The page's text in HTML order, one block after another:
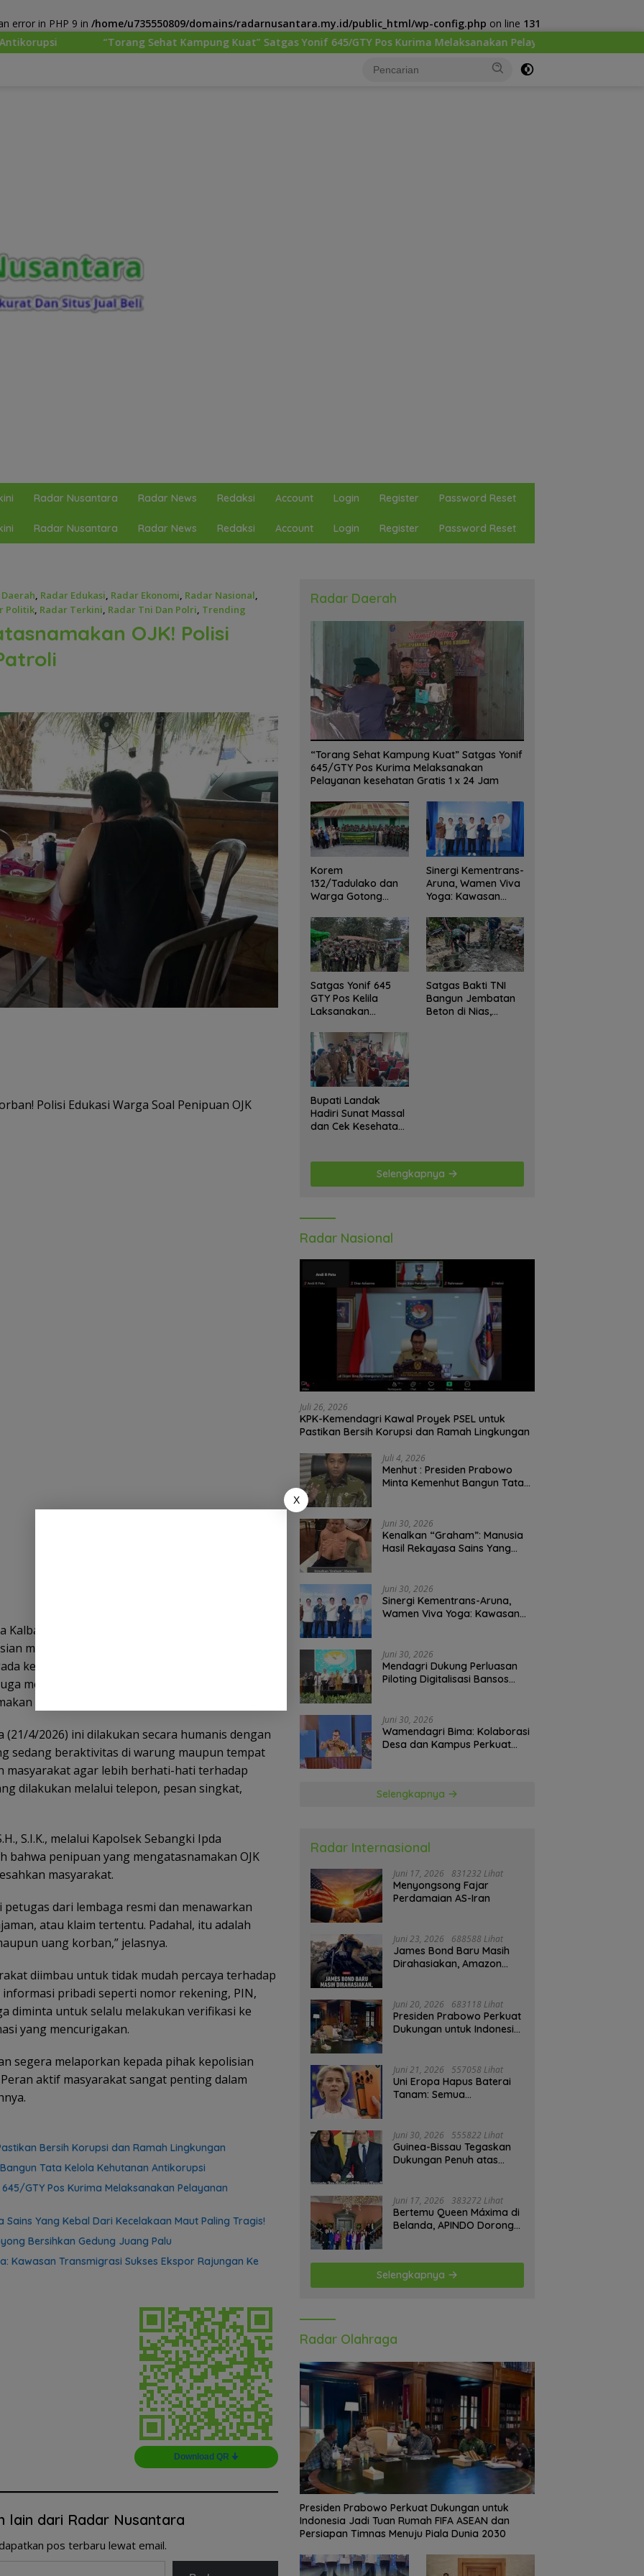
error in PHP 9 in /home/u735550809/domains/radarnusantara.my.id/public_html/wp-config.php on line 131
“Torang Sehat Kampung Kuat” Satgas Yonif 645/GTY Pos Kurima Melaksanakan Pelayanan kesehatan Gratis 1 x 24 Jam
Radar Nusantara Radar News Redaksi Account Login Register Password Reset
Radar Nusantara Radar News Redaksi Account Login Register Password Reset
, Radar Edukasi, Radar Ekonomi, Radar Nasional,
Politik, Radar Terkini, Radar Tni Dan Polri, Trending
OJK! Polisi
Polisi Edukasi Warga Soal Penipuan OJK
~ Dalam rangka menjaga keamanan dan
melaksanakan patroli siang dengan
kesempatan tersebut, polisi tidak hanya
memberikan imbauan penting terkait
Otoritas Jasa Keuangan (OJK).
4/2026) ini dilakukan secara humanis dengan
sedang beraktivitas di warung maupun tempat
masyarakat agar lebih berhati-hati terhadap
dilakukan melalui telepon, pesan singkat,
S.I.K., melalui Kapolsek Sebangki Ipda
bahwa penipuan yang mengatasnamakan OJK
masyarakat.
dari lembaga resmi dan menawarkan
atau klaim tertentu. Padahal, itu adalah
uang korban,” jelasnya.
diimbau untuk tidak mudah percaya terhadap
pribadi seperti nomor rekening, PIN,
diminta untuk selalu melakukan verifikasi ke
yang mencurigakan.
segera melaporkan kepada pihak kepolisian
aktif masyarakat sangat penting dalam
Bersih Korupsi dan Ramah Lingkungan
Tata Kelola Kehutanan Antikorupsi
GTY Pos Kurima Melaksanakan Pelayanan
Sains Yang Kebal Dari Kecelakaan Maut Paling Tragis!
Bersihkan Gedung Juang Palu
Kawasan Transmigrasi Sukses Ekspor Rajungan Ke
Download QR 🠋
lain dari Radar Nusantara
pos terbaru lewat email.
Radar Daerah
“Torang Sehat Kampung Kuat” Satgas Yonif
645/GTY Pos Kurima Melaksanakan
Pelayanan kesehatan Gratis 1 x 24 Jam
Korem
132/Tadulako dan
Warga Gotong
Gedung Juang Palu
Sinergi Kementrans-
Aruna, Wamen Viva
Yoga: Kawasan
Sukses Ekspor
Rajungan Ke Pasar
Global
Satgas Yonif 645
GTY Pos Kelila
Laksanakan
Anjangsana
Ketempat Tokoh
Adat dan Lurah
Satgas Bakti TNI
Bangun Jembatan
Beton di Nias,
Bupati Landak
Hadiri Sunat Massal
dan Cek Kesehatan
Kegiatan
Selengkapnya
Radar Nasional
Juli 26, 2026
KPK-Kemendagri Kawal Proyek PSEL untuk
Pastikan Bersih Korupsi dan Ramah Lingkungan
Juli 4, 2026
Menhut : Presiden Prabowo
Minta Kemenhut Bangun Tata
Juni 30, 2026
Kenalkan “Graham”: Manusia
Hasil Rekayasa Sains Yang
Juni 30, 2026
Sinergi Kementrans-Aruna,
Wamen Viva Yoga: Kawasan
Juni 30, 2026
Mendagri Dukung Perluasan
Piloting Digitalisasi Bansos
Juni 30, 2026
Wamendagri Bima: Kolaborasi
Desa dan Kampus Perkuat
Selengkapnya
Radar Internasional
Juni 17, 2026 831232 Lihat
Menyongsong Fajar
Perdamaian AS-Iran
Juni 23, 2026 688588 Lihat
James Bond Baru Masih
Dirahasiakan, Amazon
Juni 20, 2026 683118 Lihat
Presiden Prabowo Perkuat
Dukungan untuk Indonesia
Timnas Menuju Piala Dunia
2030
Juni 21, 2026 557058 Lihat
Uni Eropa Hapus Baterai
Tanam: Semua
Juni 30, 2026 555822 Lihat
Guinea-Bissau Tegaskan
Dukungan Penuh atas
Juni 17, 2026 383272 Lihat
Bertemu Queen Máxima di
Belanda, APINDO Dorong
Selengkapnya
Radar Olahraga
Presiden Prabowo Perkuat Dukungan untuk
Indonesia Jadi Tuan Rumah FIFA ASEAN dan
Persiapan Timnas Menuju Piala Dunia 2030
X